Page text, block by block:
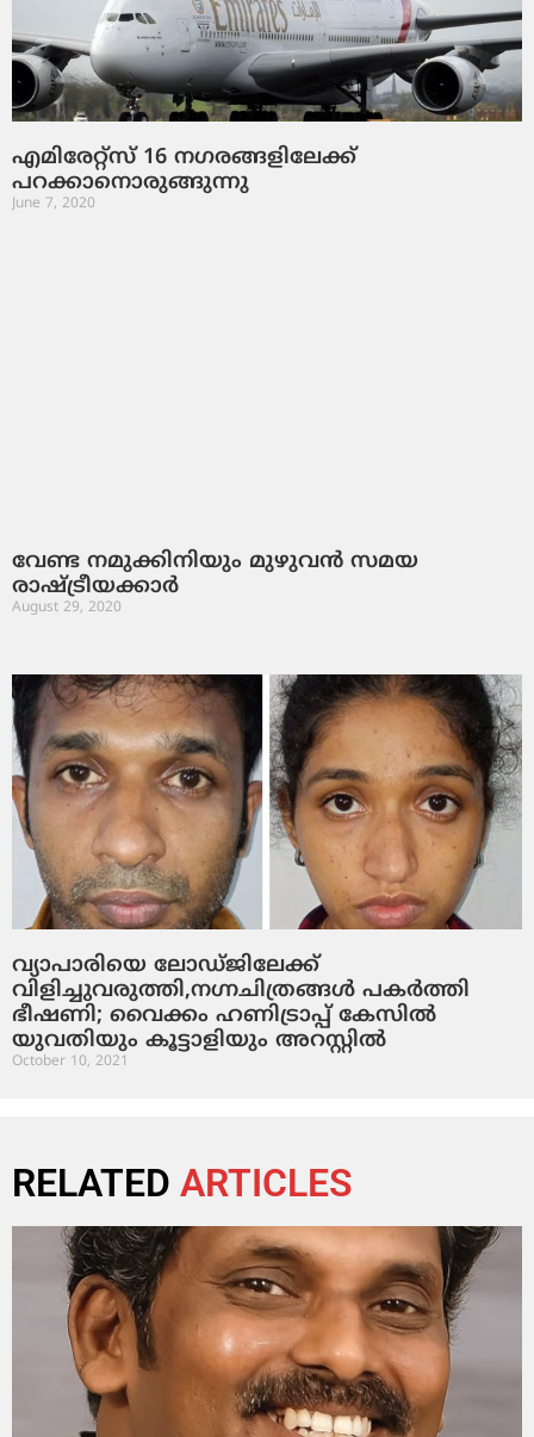
എമിരേറ്റ്സ് 16 നഗരങ്ങളിലേക്ക്
പറക്കാനൊരുങ്ങുന്നു
June 7, 2020
വേണ്ട നമുക്കിനിയും മുഴുവന്‍ സമയ
രാഷ്ട്രീയക്കാര്‍
August 29, 2020
വ്യാപാരിയെ ലോഡ്ജിലേക്ക്
വിളിച്ചുവരുത്തി,നഗ്നചിത്രങ്ങള്‍ പകര്‍ത്തി
ഭീഷണി; വൈക്കം ഹണിട്രാപ്പ് കേസില്‍
യുവതിയും കൂട്ടാളിയും അറസ്റ്റില്‍
October 10, 2021
RELATED ARTICLES